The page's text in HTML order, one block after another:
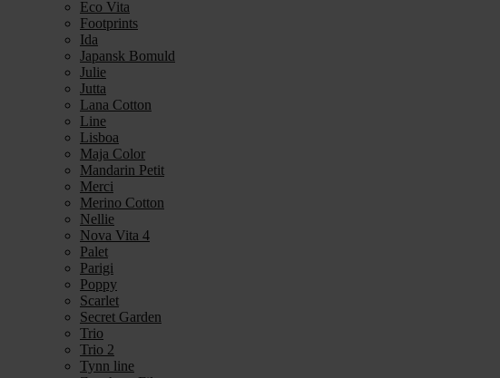
Eco Vita
Footprints
Ida
Japansk Bomuld
Julie
Jutta
Lana Cotton
Line
Lisboa
Maja Color
Mandarin Petit
Merci
Merino Cotton
Nellie
Nova Vita 4
Palet
Parigi
Poppy
Scarlet
Secret Garden
Trio
Trio 2
Tynn line